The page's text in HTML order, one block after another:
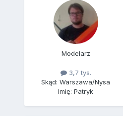
Modelarz
3,7 tys.
Skąd: Warszawa/Nysa
Imię: Patryk